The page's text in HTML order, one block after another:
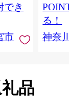
消耗
でき
市
防災
ペー
川県
トペー
る！
神奈
品